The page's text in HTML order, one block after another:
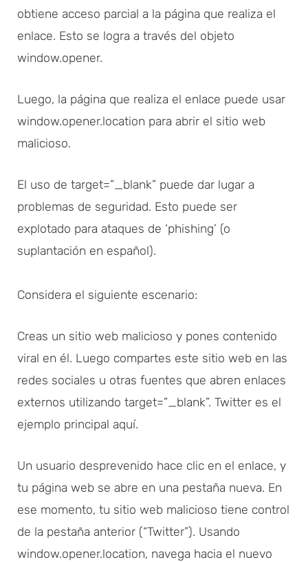
obtiene acceso parcial a la página que realiza el
enlace. Esto se logra a través del objeto
window.opener.
Luego, la página que realiza el enlace puede usar
window.opener.location para abrir el sitio web
malicioso.
El uso de target=”_blank” puede dar lugar a
problemas de seguridad. Esto puede ser
explotado para ataques de ‘phishing’ (o
suplantación en español).
Considera el siguiente escenario:
Creas un sitio web malicioso y pones contenido
viral en él. Luego compartes este sitio web en las
redes sociales u otras fuentes que abren enlaces
externos utilizando target=”_blank”. Twitter es el
ejemplo principal aquí.
Un usuario desprevenido hace clic en el enlace, y
tu página web se abre en una pestaña nueva. En
ese momento, tu sitio web malicioso tiene control
de la pestaña anterior (“Twitter”). Usando
window.opener.location, navega hacia el nuevo